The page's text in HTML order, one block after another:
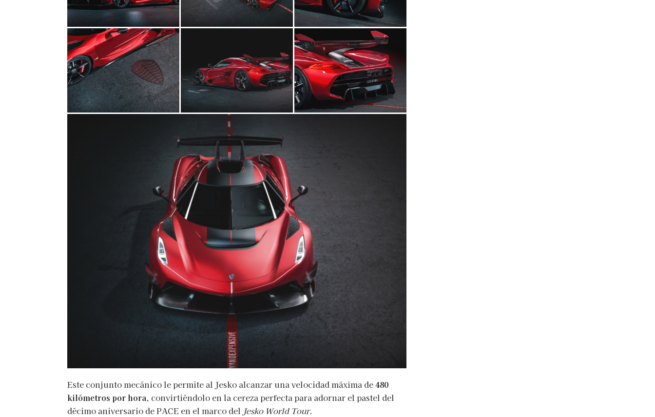
Este conjunto mecánico le permite al Jesko alcanzar una velocidad máxima de480
kilómetros por hora, convirtiéndolo en la cereza perfecta para adornar el pastel del
décimo aniversario de PACE en el marco del Jesko World Tour.